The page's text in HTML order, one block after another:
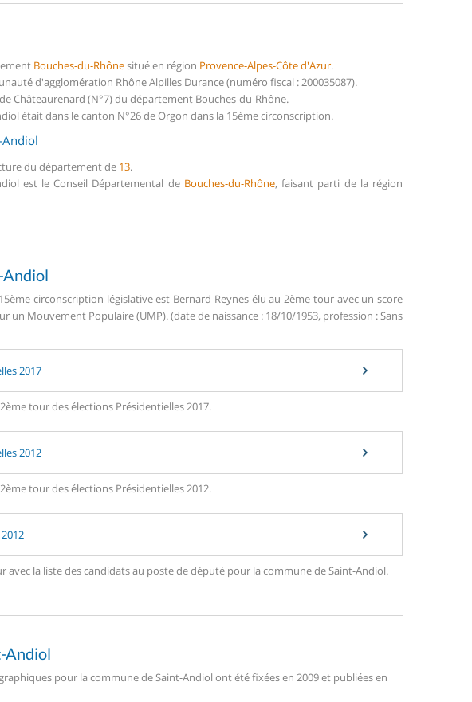
Bouches-du-Rhônesitué en région Provence-Alpes-Côte d'Azur.
d'agglomération Rhône Alpilles Durance (numéro fiscal : 200035087).
Châteaurenard (N°7) du département Bouches-du-Rhône.
était dans le canton N°26 de Orgon dans la 15ème circonscription.
du département de 13.
est le Conseil Départemental de Bouches-du-Rhône, faisant parti de la région
Andiol
circonscription législative est Bernard Reynes élu au 2ème tour avec un score
un Mouvement Populaire (UMP). (date de naissance : 18/10/1953, profession : Sans
2017
tour des élections Présidentielles 2017.
2012
tour des élections Présidentielles 2012.
avec la liste des candidats au poste de député pour la commune de Saint-Andiol.
Andiol
pour la commune de Saint-Andiol ont été fixées en 2009 et publiées en